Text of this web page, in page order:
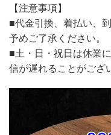
【注意事項】
■代金引換、着払い、
予めご了承ください。
■土・日・祝日は休業
信が遅れることがござ